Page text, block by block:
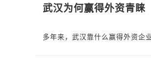
武汉为何赢得外资青睐
多年来，武汉靠什么赢得外资企